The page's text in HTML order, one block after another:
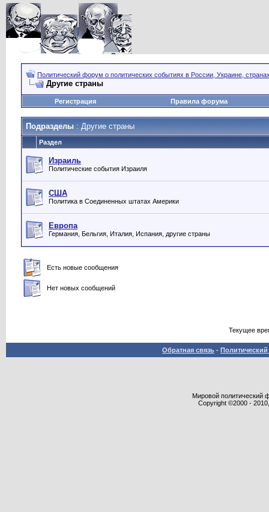
Политический форум о политических событиях в России, Украине,
Другие страны
Регистрация Правила форума
Подразделы : Другие страны
Раздел
Израиль
Политические события Израиля
США
Политика в Соединенных штатах Америки
Европа
Германия, Бельгия, Италия, Испания, другие страны
Есть новые сообщения
Нет новых сообщений
Текущее
Обратная связь -
Мировой политический
Copyright ©2000 -